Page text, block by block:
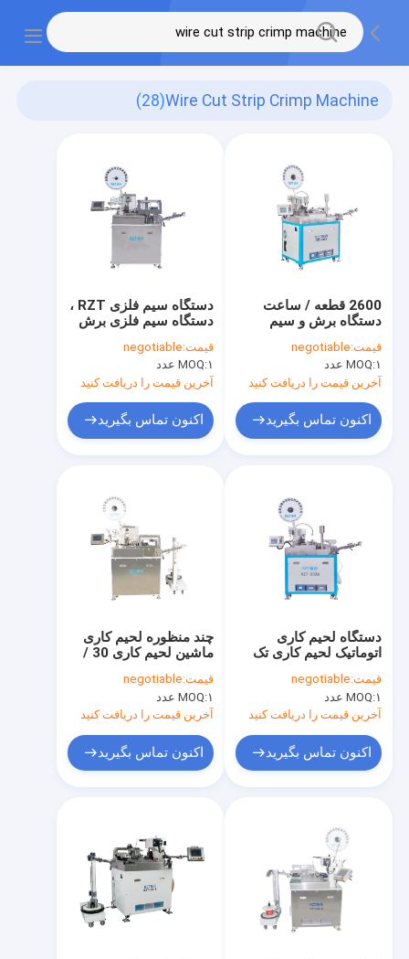
Wire Cut Strip Crimp Machine
(28)
دستگاه سیم فلزی RZT ،
دستگاه سیم فلزی برش
قیمت:negotiable
MOQ:۱ عدد
آخرین قیمت را دریافت کنید
اکنون تماس بگیرید
2600 قطعه / ساعت
دستگاه برش و سیم
قیمت:negotiable
MOQ:۱ عدد
آخرین قیمت را دریافت کنید
اکنون تماس بگیرید
چند منظوره لحیم کاری
ماشین لحیم کاری 30 /
قیمت:negotiable
MOQ:۱ عدد
آخرین قیمت را دریافت کنید
اکنون تماس بگیرید
دستگاه لحیم کاری
اتوماتیک لحیم کاری تک
2000MM
قیمت:negotiable
MOQ:۱ عدد
آخرین قیمت را دریافت کنید
اکنون تماس بگیرید